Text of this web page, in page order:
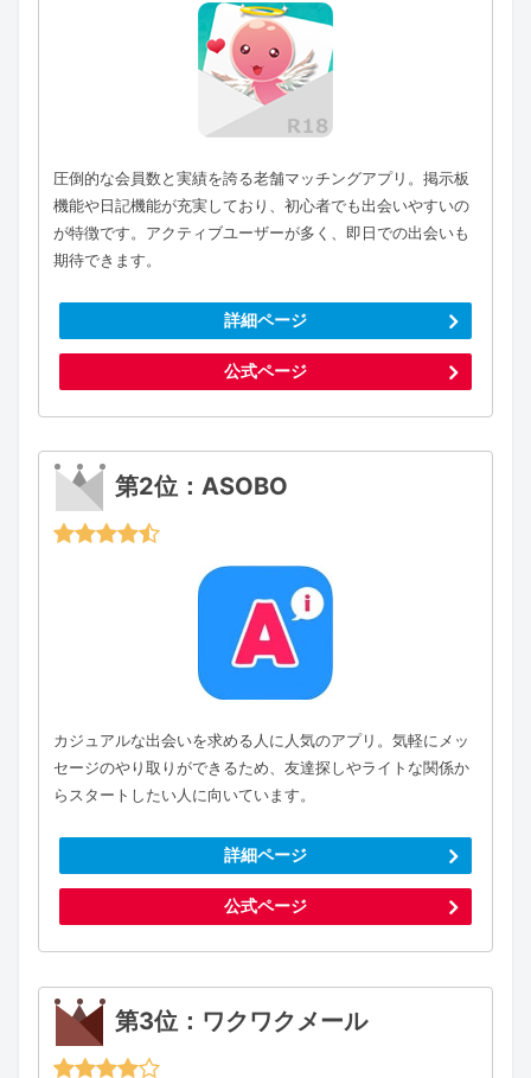
圧倒的な会員数と実績を誇る老舗マッチングアプリ。掲示板
機能や日記機能が充実しており、初心者でも出会いやすいの
が特徴です。アクティブユーザーが多く、即日での出会いも
期待できます。
詳細ページ
公式ページ
第2位：ASOBO
カジュアルな出会いを求める人に人気のアプリ。気軽にメッ
セージのやり取りができるため、友達探しやライトな関係か
らスタートしたい人に向いています。
詳細ページ
公式ページ
第3位：ワクワクメール